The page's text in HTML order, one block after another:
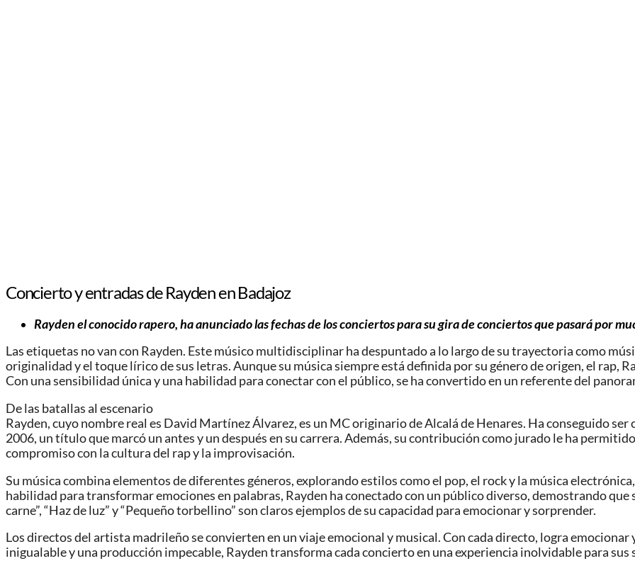
Concierto y entradas de Rayden en Badajoz
Rayden el conocido rapero, ha anunciado las fechas de los conciertos para su gira de conciertos que pasará por
Las etiquetas no van con Rayden. Este músico multidisciplinar ha despuntado a lo largo de su trayectoria como
originalidad y el toque lírico de sus letras. Aunque su música siempre está definida por su género de origen, el rap,
Con una sensibilidad única y una habilidad para conectar con el público, se ha convertido en un referente del
De las batallas al escenario
Rayden, cuyo nombre real es David Martínez Álvarez, es un MC originario de Alcalá de Henares. Ha conseguido
2006, un título que marcó un antes y un después en su carrera. Además, su contribución como jurado le ha
compromiso con la cultura del rap y la improvisación.
Su música combina elementos de diferentes géneros, explorando estilos como el pop, el rock y la música
habilidad para transformar emociones en palabras, Rayden ha conectado con un público diverso, demostrando que
carne”, “Haz de luz” y “Pequeño torbellino” son claros ejemplos de su capacidad para emocionar y sorprender.
Los directos del artista madrileño se convierten en un viaje emocional y musical. Con cada directo, logra emocionar
inigualable y una producción impecable, Rayden transforma cada concierto en una experiencia inolvidable para sus